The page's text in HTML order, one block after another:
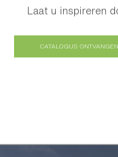
opnieuw ingericht,
zoon, Théo. Ze
belangrijkste ruimte
voor en na!
Laat u inspireren
CATALOGUS ONTVANGEN